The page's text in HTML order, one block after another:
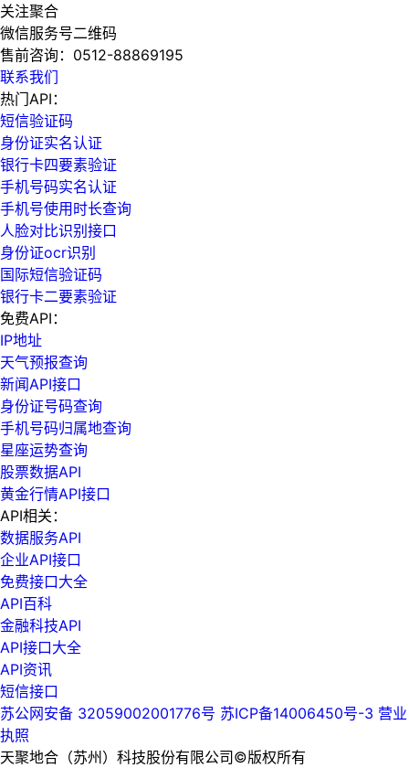
关注聚合
微信服务号二维码
售前咨询： 0512-88869195
联系我们
热门API：
短信验证码
身份证实名认证
银行卡四要素验证
手机号码实名认证
手机号使用时长查询
人脸对比识别接口
身份证ocr识别
国际短信验证码
银行卡二要素验证
免费API：
IP地址
天气预报查询
新闻API接口
身份证号码查询
手机号码归属地查询
星座运势查询
股票数据API
黄金行情API接口
API相关：
数据服务API
企业API接口
免费接口大全
API百科
金融科技API
API接口大全
API资讯
短信接口
苏公网安备 32059002001776号 苏ICP备14006450号-3 营业
执照
天聚地合（苏州）科技股份有限公司©版权所有